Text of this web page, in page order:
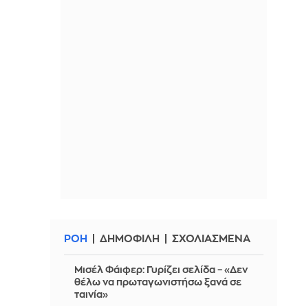
ΡΟΗ ΔΗΜΟΦΙΛΗ ΣΧΟΛΙΑΣΜΕΝΑ
Μισέλ Φάιφερ: Γυρίζει σελίδα – «Δεν
θέλω να πρωταγωνιστήσω ξανά σε
ταινία»